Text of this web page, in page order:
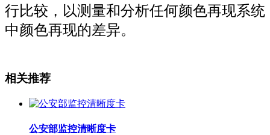
行比较，以测量和分析任何颜色再现系统
中颜色再现的差异。
相关推荐
公安部监控清晰度卡